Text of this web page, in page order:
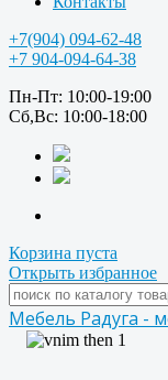
+7(904) 094-62-48
+7 904-094-64-38
Пн-Пт: 10:00-19:00
Сб,Вс: 10:00-18:00
Корзина пуста
Открыть избранное
Мебель Радуга -